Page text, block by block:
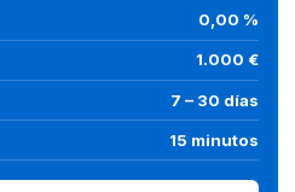
0,00 %
1.000 €
7 – 30 días
15 minutos